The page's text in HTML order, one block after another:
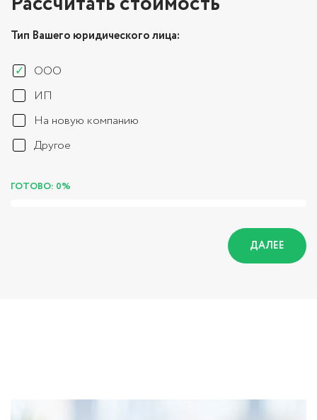
Тип Вашего юридического лица:
ООО
ИП
На новую компанию
Другое
ГОТОВО: 0%
ДАЛЕЕ